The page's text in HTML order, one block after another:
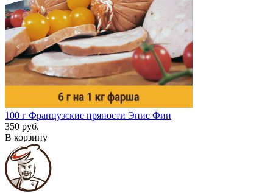
100 г Французские пряности Эпис Фин
350 руб.
В корзину